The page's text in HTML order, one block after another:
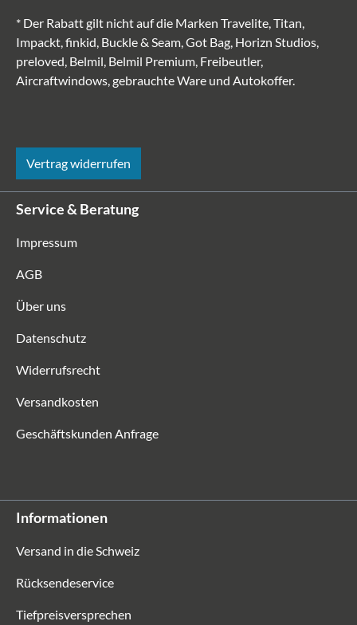
* Der Rabatt gilt nicht auf die Marken Travelite, Titan,
Impackt, finkid, Buckle & Seam, Got Bag, Horizn Studios,
preloved, Belmil, Belmil Premium, Freibeutler,
Aircraftwindows, gebrauchte Ware und Autokoffer.
Vertrag widerrufen
Service & Beratung
Impressum
AGB
Über uns
Datenschutz
Widerrufsrecht
Versandkosten
Geschäftskunden Anfrage
Informationen
Versand in die Schweiz
Rücksendeservice
Tiefpreisversprechen